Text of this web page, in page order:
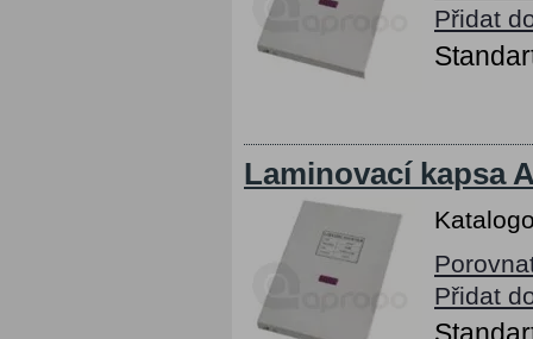
Přidat
Laminovací kapsa
Přidat